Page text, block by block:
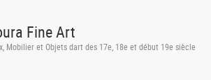
Fine Art
Mobilier et Objets dart des 17e, 18e et début 19e siècle